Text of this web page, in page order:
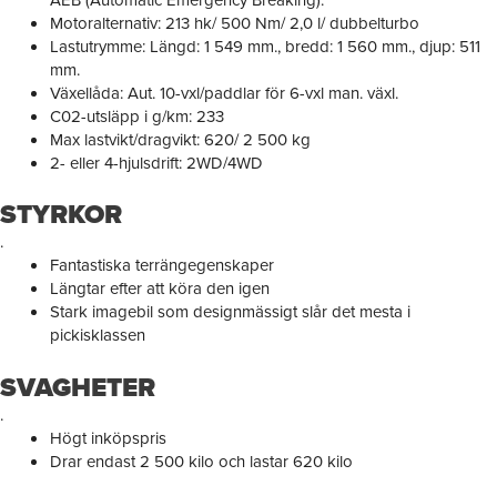
Motoralternativ: 213 hk/ 500 Nm/ 2,0 l/ dubbelturbo
Lastutrymme: Längd: 1 549 mm., bredd: 1 560 mm., djup: 511
mm.
Växellåda: Aut. 10-vxl/paddlar för 6-vxl man. växl.
C02-utsläpp i g/km: 233
Max lastvikt/dragvikt: 620/ 2 500 kg
2- eller 4-hjulsdrift: 2WD/4WD
STYRKOR
.
Fantastiska terrängegenskaper
Längtar efter att köra den igen
Stark imagebil som designmässigt slår det mesta i
pickisklassen
SVAGHETER
.
Högt inköpspris
Drar endast 2 500 kilo och lastar 620 kilo